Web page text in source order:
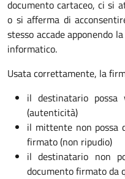
documento cartaceo, ci si
o si afferma di
stesso accade apponendo
informatico.
Usata correttamente, la
il destinatario
(autenticità)
il mittente non possa
firmato (non ripudio)
il destinatario non
documento firmato da